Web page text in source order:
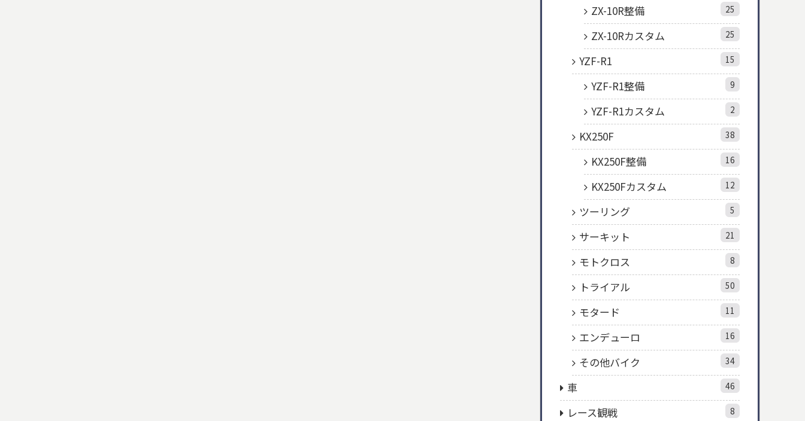
ZX-10R整備 25
ZX-10Rカスタム 25
YZF-R1 15
YZF-R1整備 9
YZF-R1カスタム 2
KX250F 38
KX250F整備 16
KX250Fカスタム 12
ツーリング 5
サーキット 21
モトクロス 8
トライアル 50
モタード 11
エンデューロ 16
その他バイク 34
車 46
レース観戦 8